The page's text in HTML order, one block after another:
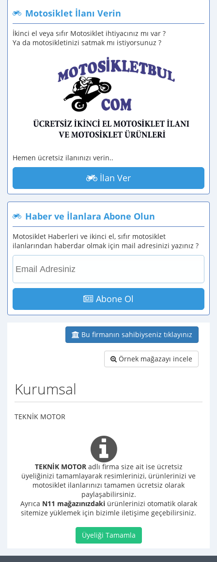
Motosiklet İlanı Verin
İkinci el veya sıfır Motosiklet ihtiyacınız mı var ?
Ya da motosikletinizi satmak mı istiyorsunuz ?
Hemen ücretsiz ilanınızı verin..
İlan Ver
Haber ve İlanlara Abone Olun
Motosiklet Haberleri ve ikinci el, sıfır motosiklet
ilanlarından haberdar olmak için mail adresinizi yazınız ?
Abone Ol
Bu firmanın sahibiyseniz tıklayınız
Örnek mağazayı incele
Kurumsal
TEKNİK MOTOR
TEKNİK MOTOR adlı firma size ait ise ücretsiz
üyeliğinizi tamamlayarak resimlerinizi, ürünlerinizi ve
motosiklet ilanlarınızı tamamen ücretsiz olarak
paylaşabilirsiniz.
Ayrıca N11 mağazınızdakiürünlerinizi otomatik olarak
sitemize yüklemek için bizimle iletişime geçebilirsiniz.
Üyeliği Tamamla